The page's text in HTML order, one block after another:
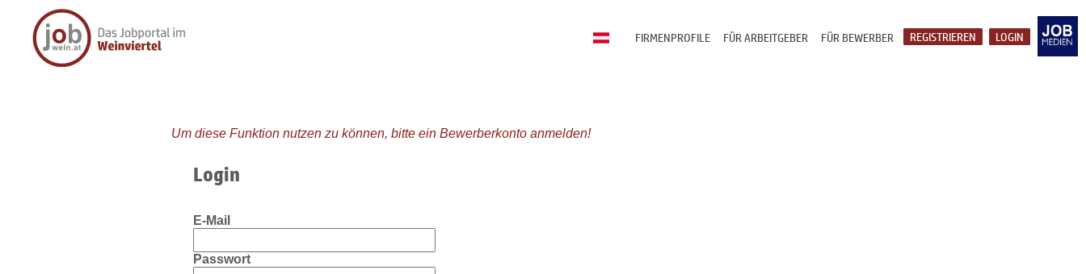
LOGIN
REGISTRIEREN
FÜR BEWERBER
FÜR ARBEITGEBER
FIRMENPROFILE
Um diese Funktion nutzen zu können, bitte ein Bewerberkonto anmelden!
Login
E-Mail
Passwort